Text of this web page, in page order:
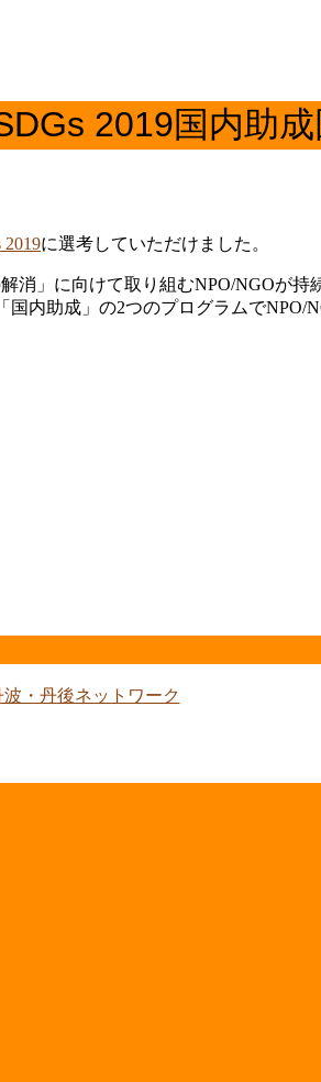
2019国内助
2019に選考していただけました。
消」に向けて取り組むNPO/NGOが
内助成」の2つのプログラムでNPO/
・丹後ネットワーク